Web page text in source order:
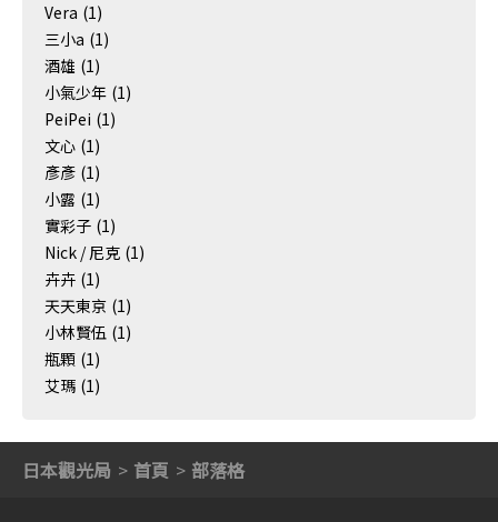
Vera (1)
三小a (1)
酒雄 (1)
小氣少年 (1)
PeiPei (1)
文心 (1)
彥彥 (1)
小露 (1)
實彩子 (1)
Nick / 尼克 (1)
卉卉 (1)
天天東京 (1)
小林賢伍 (1)
瓶顆 (1)
艾瑪 (1)
日本觀光局 首頁 部落格